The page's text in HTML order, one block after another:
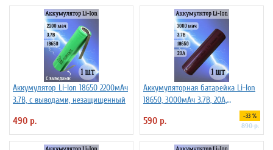
Аккумулятор Li-Ion 18650 2200мАч
3.7В, с выводами, незащищенный
490 р.
Аккумуляторная батарейка Li-Ion
18650, 3000мАч 3.7В, 20A,
высокомощный, незащищенный
590 р. -33 %
890 р.